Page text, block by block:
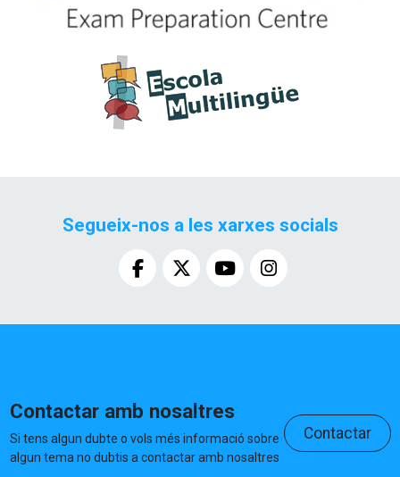
Segueix-nos a les xarxes socials
Contactar amb nosaltres
Si tens algun dubte o vols més informació sobre
algun tema no dubtis a contactar amb nosaltres
Contactar